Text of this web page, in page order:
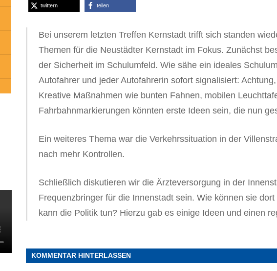
twittern teilen
Bei unserem letzten Treffen Kernstadt trifft sich standen
Themen für die Neustädter Kernstadt im Fokus. Zunächst
der Sicherheit im Schulumfeld. Wie sähe ein ideales
Autofahrer und jeder Autofahrerin sofort signalisiert:
Kreative Maßnahmen wie bunten Fahnen, mobilen
Fahrbahnmarkierungen könnten erste Ideen sein, die nun
Ein weiteres Thema war die Verkehrssituation in der
nach mehr Kontrollen.
Schließlich diskutieren wir die Ärzteversorgung in der
Frequenzbringer für die Innenstadt sein. Wie können sie
kann die Politik tun? Hierzu gab es einige Ideen und einen
KOMMENTAR HINTERLASSEN